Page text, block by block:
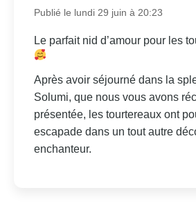
Publié le lundi 29 juin à 20:23
Le parfait nid d’amour pour les
Après avoir séjourné dans la
Solumi, que nous vous avons
présentée, les tourtereaux ont
escapade dans un tout autre
enchanteur.